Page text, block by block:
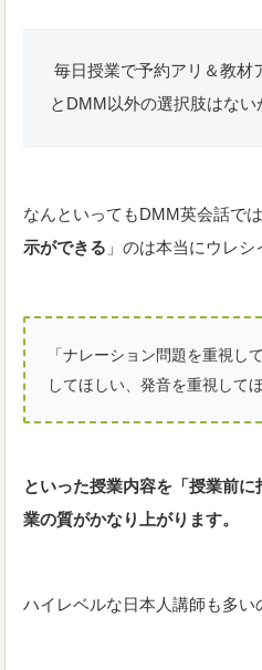
毎日授業で予約アリ＆教材
とDMM以外の選択肢はな
なんといってもDMM英会話では
示ができる 」のは本当にウレシ
「ナレーション問題を重視し
してほしい、発音を重視してほ
といった授業内容を「授業前
業の質がかなり上がります。
ハイレベルな日本人講師も多い